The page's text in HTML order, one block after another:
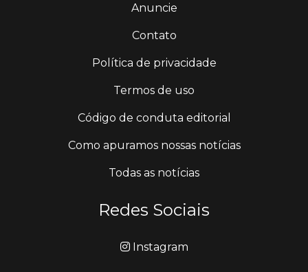
Anuncie
Contato
Política de privacidade
Termos de uso
Código de conduta editorial
Como apuramos nossas notícias
Todas as notícias
Redes Sociais
Instagram